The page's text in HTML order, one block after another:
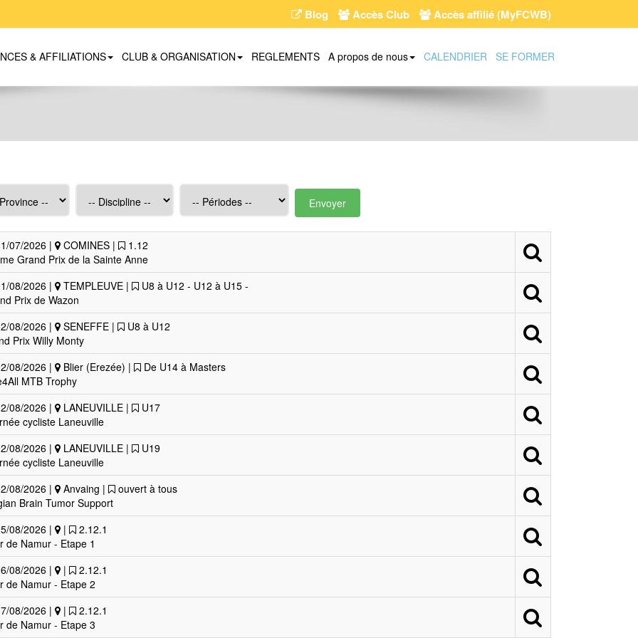
Blog Accès Club Accès affilié (MyFCWB)
& AFFILIATIONS CLUB & ORGANISATION REGLEMENTS A propos de nous CALENDRIER SE FORMER
Envoyer
07/2026 | COMINES |
1.12
Grand Prix de la Sainte Anne
08/2026 |
TEMPLEUVE |
U8 à U12 - U12 à U15 -
Prix de Wazon
08/2026 |
SENEFFE |
U8 à U12
Prix Willy Monty
08/2026 |
Blier (Erezée) |
De U14 à Masters
MTB Trophy
08/2026 |
LANEUVILLE |
U17
cycliste Laneuville
08/2026 |
LANEUVILLE |
U19
cycliste Laneuville
08/2026 |
Anvaing |
ouvert à tous
Brain Tumor Support
08/2026 |
|
2.12.1
de Namur - Etape 1
08/2026 |
|
2.12.1
de Namur - Etape 2
08/2026 |
|
2.12.1
de Namur - Etape 3